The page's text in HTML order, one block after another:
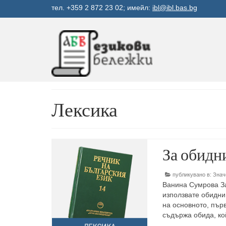
тел. +359 2 872 23 02; имейл: ibl@ibl.bas.bg
Лексика
За
публикувано в:
Ванина Сумрова
използвате
на основното,
съдържа обида,